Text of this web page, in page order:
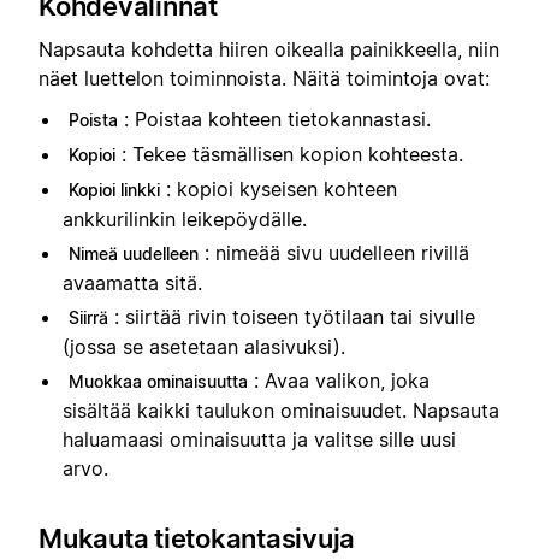
Napsauta kohdetta hiiren oikealla painikkeella, niin
näet luettelon toiminnoista. Näitä toimintoja ovat:
Poista : Poistaa kohteen tietokannastasi.
Kopioi : Tekee täsmällisen kopion kohteesta.
Kopioi linkki : kopioi kyseisen kohteen
ankkurilinkin leikepöydälle.
Nimeä uudelleen : nimeää sivu uudelleen rivillä
avaamatta sitä.
Siirrä : siirtää rivin toiseen työtilaan tai sivulle
(jossa se asetetaan alasivuksi).
Muokkaa ominaisuutta : Avaa valikon, joka
sisältää kaikki taulukon ominaisuudet. Napsauta
haluamaasi ominaisuutta ja valitse sille uusi
arvo.
Mukauta tietokantasivuja